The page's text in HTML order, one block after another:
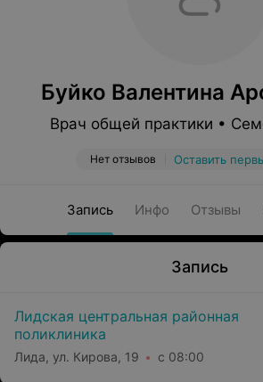
Буйко Валентина
Врач общей практики •
Нет отзывов Оставить
Запись Инфо Отзывы
Запись
Лидская центральная районная
поликлиника
Лида, ул. Кирова, 19 с 08:00